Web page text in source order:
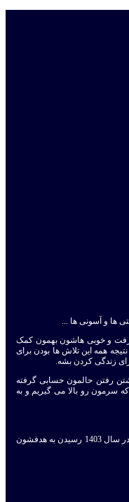
ها و آسونی ها ...
و خوبی هاشون بهمون کمک
همه این تلاش ها بودن برای
زندگی کردن بشه.
رفتن حالمون حسابی گرفته
سرمون رو بالا می گیریم و به
به امید فردایی بهتر! ربوچیپی ها همچنان هستند و در سال 1403 رسیدن به هدفشون